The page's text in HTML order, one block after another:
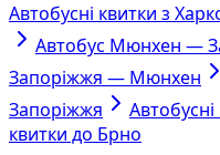
Автобусні квитки з
Автобус Мюнхен —
Запоріжжя — Мюнхен
Запоріжжя
Автобусні
квитки до Брно